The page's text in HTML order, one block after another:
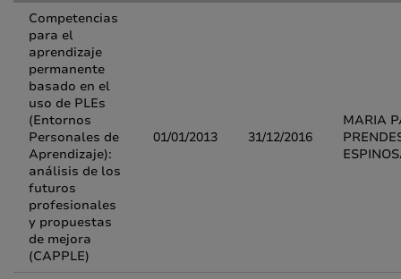
Competencias
para el
aprendizaje
permanente
basado en el
uso de PLEs
(Entornos
Personales de
Aprendizaje):
análisis de los
futuros
profesionales
y propuestas
de mejora
(CAPPLE)
01/01/2013 31/12/2016
MARIA